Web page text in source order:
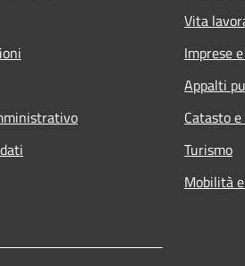
Vita
Imprese
Appalti
Catasto
Turismo
Mobilità